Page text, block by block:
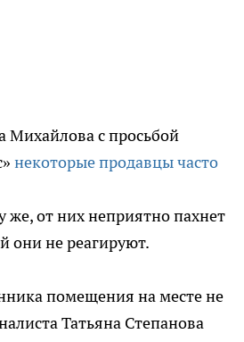
Михайлова с просьбой
некоторые продавцы часто
же, от них неприятно пахнет
они не реагируют.
помещения на месте не
Татьяна Степанова